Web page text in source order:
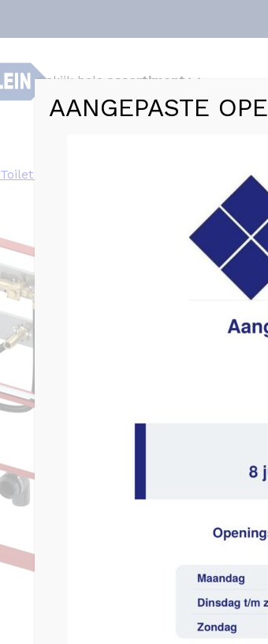
Bekijk hele assortiment
Toilet / Toebehoren TECEPROFIL
AANGEPASTE